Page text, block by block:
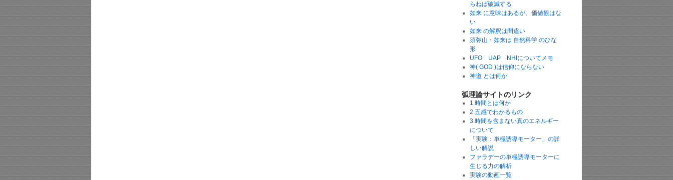
らねば破滅する
如来 に意味はあるが、価値観はな
い
如来 の解釈は間違い
須弥山・如来は 自然科学 のひな
形
UFO UAP NHIについてメモ
神( GOD )は信仰にならない
神道 とは何か
弧理論サイトのリンク
1.時間とは何か
2.五感でわかるもの
3.時間を含まない真のエネルギー
について
「実験：単極誘導モーター」の詳
しい解説
ファラデーの単極誘導モーターに
生じる力の解析
実験の動画一覧